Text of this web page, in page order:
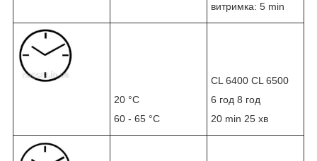
витримка: 5 min
20 °C
60 - 65 °C
CL 6400 CL 6500
6 год 8 год
20 min 25 хв